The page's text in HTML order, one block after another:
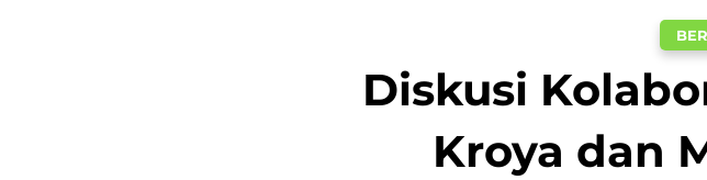
Diskusi
Kroya dan